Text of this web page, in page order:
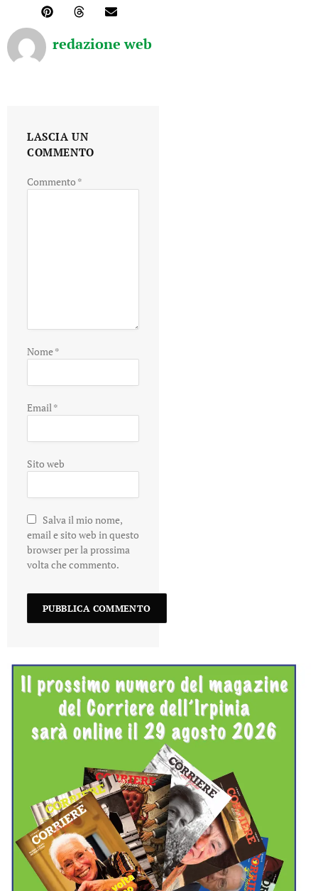
redazione web
LASCIA UN
COMMENTO
Commento *
Nome*
Email*
Sito web
Salva il mio nome,
email e sito web in questo
browser per la prossima
volta che commento.